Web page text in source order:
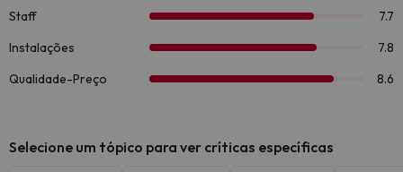
Selecione um tópico para ver críticas específicas